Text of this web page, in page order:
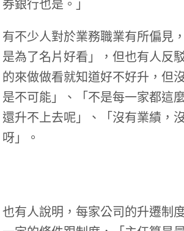
券銀行也是。」
有不少人對於業務職業有所偏見
是為了名片好看」，但也有人反
的來做做看就知道好不好升，但
是不可能」、「不是每一家都這
還升不上去呢」、「沒有業績，
呀」。
也有人說明，每家公司的升遷制